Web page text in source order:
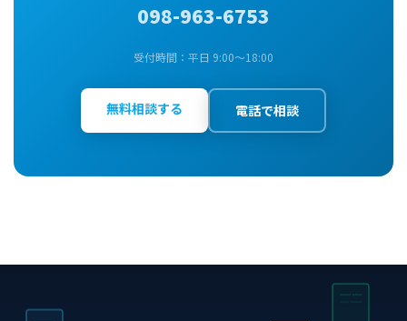
098-963-6753
受付時間：平日 9:00〜18:00
無料相談する 電話で相談